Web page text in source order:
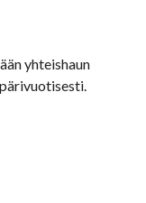
yhteishaun